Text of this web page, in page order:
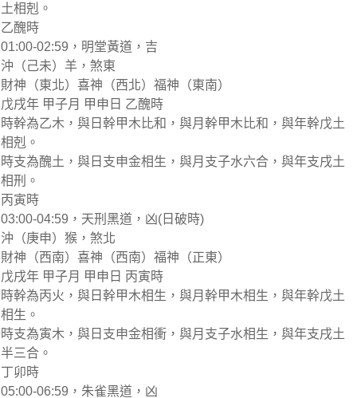
土相剋。
乙醜時
01:00-02:59，明堂黃道，吉
沖（己未）羊，煞東
財神（東北）喜神（西北）福神（東南）
戊戌年 甲子月 甲申日 乙醜時
時幹為乙木，與日幹甲木比和，與月幹甲木比和，與年幹戊土
相剋。
時支為醜土，與日支申金相生，與月支子水六合，與年支戌土
相刑。
丙寅時
03:00-04:59，天刑黑道，凶(日破時)
沖（庚申）猴，煞北
財神（西南）喜神（西南）福神（正東）
戊戌年 甲子月 甲申日 丙寅時
時幹為丙火，與日幹甲木相生，與月幹甲木相生，與年幹戊土
相生。
時支為寅木，與日支申金相衝，與月支子水相生，與年支戌土
半三合。
丁卯時
05:00-06:59，朱雀黑道，凶